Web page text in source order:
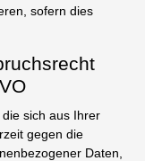
sofern dies
sich aus Ihrer
gegen die
Daten,